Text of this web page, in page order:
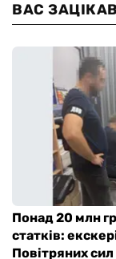
ВАС
Понад 20 млн
статків:
Повітряних